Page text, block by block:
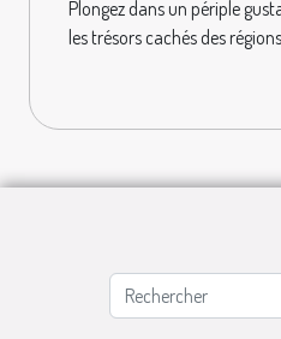
Plongez dans un périple
les trésors cachés des régions